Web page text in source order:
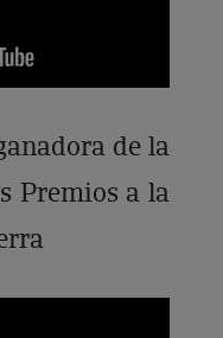
de la
Premios a la